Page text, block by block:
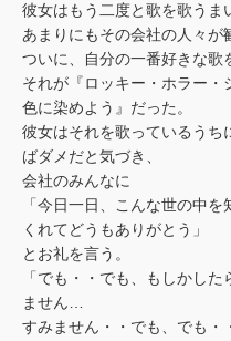
彼女はもう二度と歌を歌うま
あまりにもその会社の人々が
ついに、自分の一番好きな歌
それが『ロッキー・ホラー・
色に染めよう』だった。
彼女はそれを歌っているうち
ばダメだと気づき、
会社のみんなに
「今日一日、こんな世の中
くれてどうもありがとう」
とお礼を言う。
「でも・・でも、もしかし
ません…
すみません・・でも、でも・